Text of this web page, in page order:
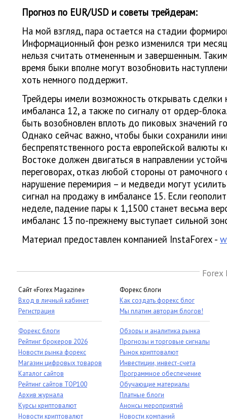
Прогноз по EUR/USD и советы трейдерам:
На мой взгляд, пара остается на стадии
Информационный фон резко изменился три
нельзя считать отмененным и завершенным.
время быки вполне могут возобновить
хоть немного поддержит.
Трейдеры имели возможность открывать сделки
имбаланса 12, а также по сигналу от ордер-
быть возобновлен вплоть до пиковых значений
Однако сейчас важно, чтобы быки сохранили
беспрепятственного роста европейской валюты
Востоке должен двигаться в направлении
переговорах, отказ любой стороны от рамочного
нарушение перемирия – и медведи могут
сигнал на продажу в имбалансе 15. Если
неделе, падение пары к 1,1500 станет весьма
имбаланс 13 по-прежнему выступает сильной
Материал предоставлен компанией InstaForex -
Сайт «Forex Magazine»
Вход в личный кабинет
Регистрация
Форекс блоги
Рейтинг брокеров 2026
Новости рынка форекс
Магазин цифровых товаров
Каталог сайтов
Рейтинг сайтов TOP100
Архив журнала
Курсы криптовалют
Новости криптовалют
Форекс блоги
Как создать форекс блог
Мы платим авторам блогов!
Обзоры и аналитика рынка
Прогнозы и торговые сигналы
Рынок криптовалют
Инвестиции, инвест-счета
Программное обеспечение
Обучающие материалы
Платные блоги
Анонсы мероприятий
Новости компаний